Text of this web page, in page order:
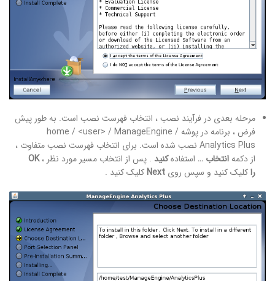
مرحله بعدی در فرآیند نصب ، انتخاب فهرست نصب است. به طور پیش
فرض ، برنامه در پوشه home / <user> / ManageEngine /
Analytics Plus نصب شده است. برای انتخاب فهرست نصب متفاوت ،
از دکمهانتخاب … استفادهکنید . پس از انتخاب مسیر مورد نظر ،OK
راکلیک کنید و سپس روی Nextکلیک کنید .